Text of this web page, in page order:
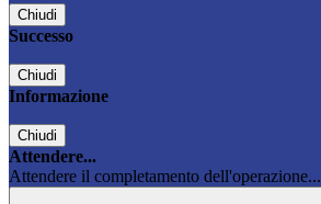
Chiudi
Successo
Chiudi
Informazione
Chiudi
Attendere...
Attendere il completamento dell'operazione...